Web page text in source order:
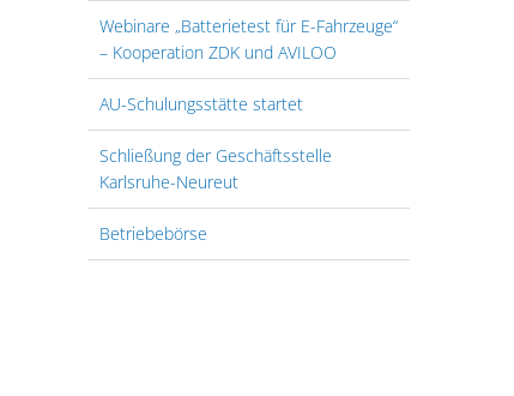
Webinare „Batterietest für E-Fahrzeuge“
– Kooperation ZDK und AVILOO
AU-Schulungsstätte startet
Schließung der Geschäftsstelle
Karlsruhe-Neureut
Betriebebörse